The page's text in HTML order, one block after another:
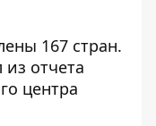
167 стран.
из отчета
центра